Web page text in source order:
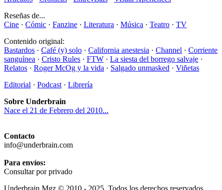
Reseñas de...
Cine · Cómic · Fanzine · Literatura · Música · Teatro · TV
Contenido original:
Bastardos · Café (y) solo · California anestesia · Channel · Corriente
sanguínea · Cristo Rules · FTW · La siesta del borrego salvaje ·
Relatos · Roger McOg y la vida · Salgado unmasked · Viñetas
Editorial · Podcast · Librería
Sobre Underbrain
Nace el 21 de Febrero del 2010...
Contacto
info@underbrain.com
Para envíos:
Consultar por privado
Underbrain Mgz © 2010 - 2025. Todos los derechos reservados.